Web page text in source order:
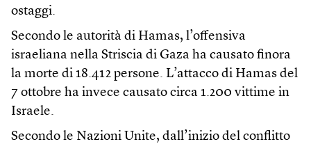
ostaggi.
Secondo le autorità di Hamas, l’offensiva
israeliana nella Striscia di Gaza ha causato finora
la morte di 18.412 persone. L’attacco di Hamas del
7 ottobre ha invece causato circa 1.200 vittime in
Israele.
Secondo le Nazioni Unite, dall’inizio del conflitto